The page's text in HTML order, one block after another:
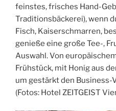
feinstes, frisches Hand-
Traditionsbäckerei), wenn
Fisch, Kaiserschmarren,
genieße eine große Tee-,
Auswahl. Von
Frühstück, mit Honig aus
um gestärkt den Business-
(Fotos: Hotel ZEITGEIST